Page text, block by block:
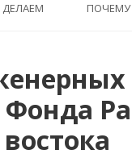
Фонда